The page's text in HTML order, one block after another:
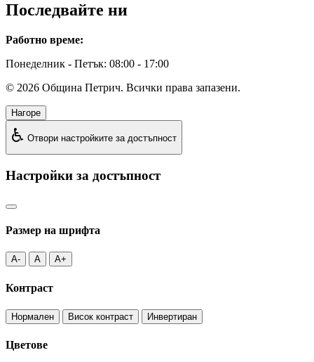
Последвайте ни
Работно време:
Понеделник - Петък: 08:00 - 17:00
© 2026 Община Петрич. Всички права запазени.
Нагоре
♿ Отвори настройките за достъпност
Настройки за достъпност
Размер на шрифта
A- A A+
Контраст
Нормален Висок контраст Инвертиран
Цветове